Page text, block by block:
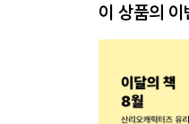
이 상품의 이